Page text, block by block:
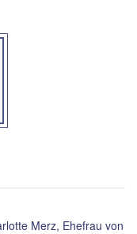
Merz, Ehefrau von